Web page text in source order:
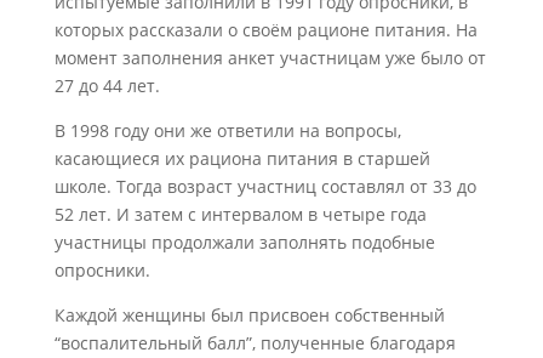
которых рассказали о своём рационе питания. На
момент заполнения анкет участницам уже было от
27 до 44 лет.
В 1998 году они же ответили на вопросы,
касающиеся их рациона питания в старшей
школе. Тогда возраст участниц составлял от 33 до
52 лет. И затем с интервалом в четыре года
участницы продолжали заполнять подобные
опросники.
Каждой женщины был присвоен собственный
“воспалительный балл”, полученные благодаря